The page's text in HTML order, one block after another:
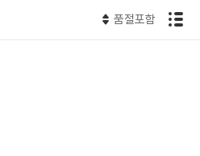
품절포함